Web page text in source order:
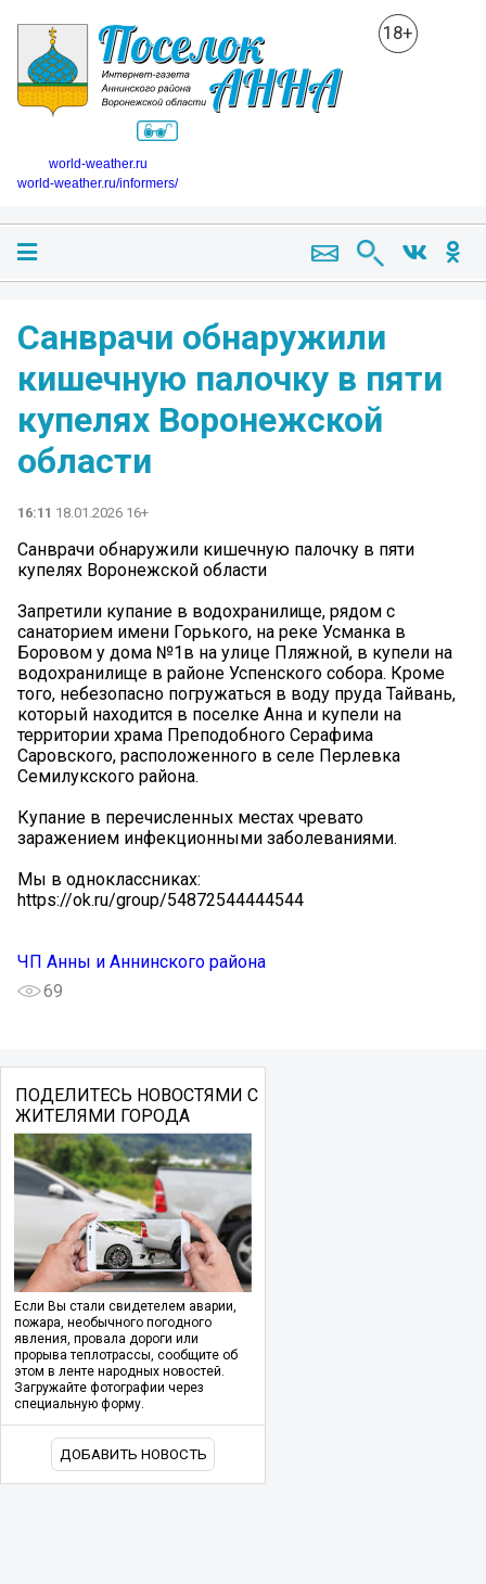
18+
world-weather.ru
world-weather.ru/informers/
Санврачи обнаружили
кишечную палочку в пяти
купелях Воронежской
области
16:11 18.01.2026 16+
Санврачи обнаружили кишечную палочку в пяти
купелях Воронежской области
Запретили купание в водохранилище, рядом с
санаторием имени Горького, на реке Усманка в
Боровом у дома №1в на улице Пляжной, в купели на
водохранилище в районе Успенского собора. Кроме
того, небезопасно погружаться в воду пруда Тайвань,
который находится в поселке Анна и купели на
территории храма Преподобного Серафима
Саровского, расположенного в селе Перлевка
Семилукского района.
Купание в перечисленных местах чревато
заражением инфекционными заболеваниями.
Мы в одноклассниках:
https://ok.ru/group/54872544444544
ЧП Анны и Аннинского района
69
ПОДЕЛИТЕСЬ НОВОСТЯМИ С
ЖИТЕЛЯМИ ГОРОДА
Если Вы стали свидетелем аварии,
пожара, необычного погодного
явления, провала дороги или
прорыва теплотрассы, сообщите об
этом в ленте народных новостей.
Загружайте фотографии через
специальную форму.
ДОБАВИТЬ НОВОСТЬ